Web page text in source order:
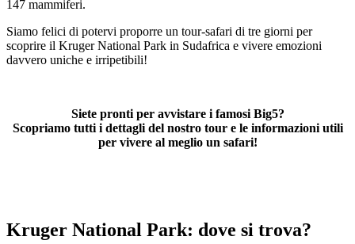
147 mammiferi.
Siamo felici di potervi proporre un tour-safari di tre giorni per
scoprire il Kruger National Park in Sudafrica e vivere emozioni
davvero uniche e irripetibili!
Siete pronti per avvistare i famosi Big5?
Scopriamo tutti i dettagli del nostro tour e le informazioni utili
per vivere al meglio un safari!
Kruger National Park: dove si trova?